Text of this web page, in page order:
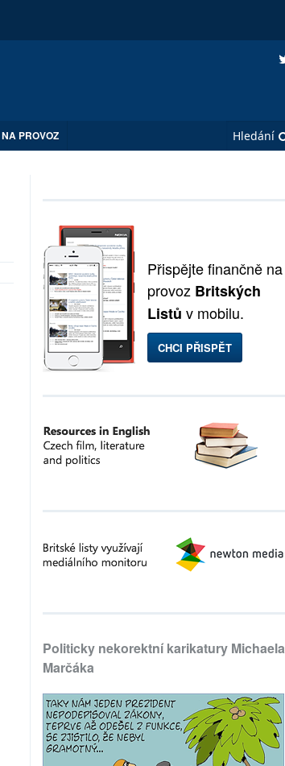
PROVOZ
Přispějte finančně na
provoz Britských
Listů v mobilu.
CHCI PŘISPĚT
Politicky nekorektní karikatury Michaela
Marčáka